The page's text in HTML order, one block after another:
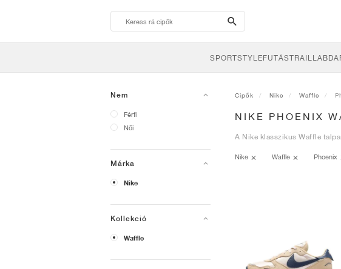
search-
btn
SPORTSTYLEFUTÁSTRAIL
Nem
Férfi
Női
Márka
Nike
Kollekció
Waffle
Cipők Nike Waffle
NIKE PHOENIX
A Nike klasszikus Waffle
Nike Waffle Phoenix